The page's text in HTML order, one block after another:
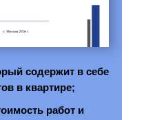
содержит в себе
в квартире;
работ и